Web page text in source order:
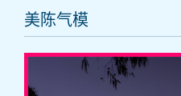
关于
美陈气模